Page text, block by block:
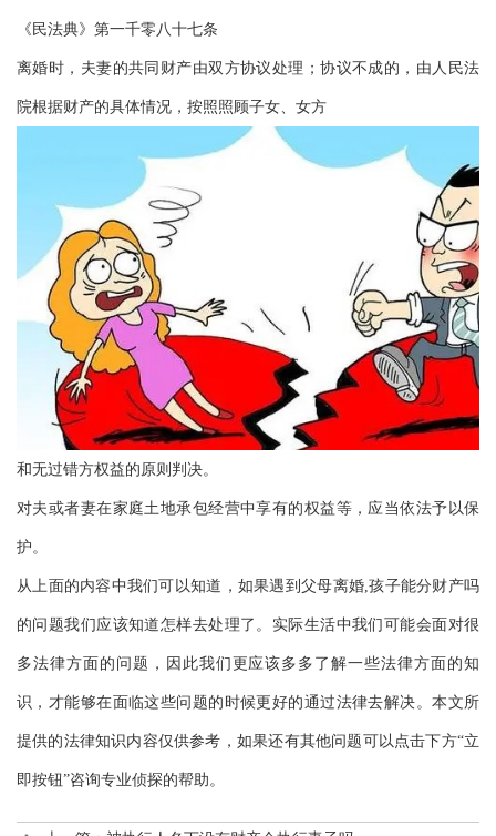
《民法典》第一千零八十七条
离婚时，夫妻的共同财产由双方协议处理；协议不成的，由人民法
院根据财产的具体情况，按照照顾子女、女方
和无过错方权益的原则判决。
对夫或者妻在家庭土地承包经营中享有的权益等，应当依法予以保
护。
从上面的内容中我们可以知道，如果遇到父母离婚,孩子能分财产吗
的问题我们应该知道怎样去处理了。实际生活中我们可能会面对很
多法律方面的问题，因此我们更应该多多了解一些法律方面的知
识，才能够在面临这些问题的时候更好的通过法律去解决。本文所
提供的法律知识内容仅供参考，如果还有其他问题可以点击下方“立
即按钮”咨询专业侦探的帮助。